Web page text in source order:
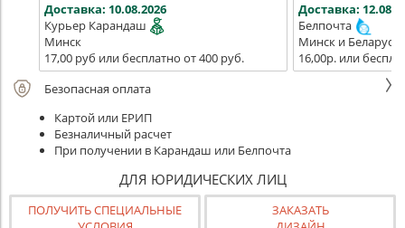
Доставка: 10.08.2026
Курьер Карандаш
Минск
17,00 руб или бесплатно от 400 руб.
Доставка:
Белпочта
Минск и Беларусь
16,00р. или
Безопасная оплата
Картой или ЕРИП
Безналичный расчет
При получении в Карандаш или Белпочта
ДЛЯ ЮРИДИЧЕСКИХ ЛИЦ
ПОЛУЧИТЬ СПЕЦИАЛЬНЫЕ
ЗАКАЗАТЬ